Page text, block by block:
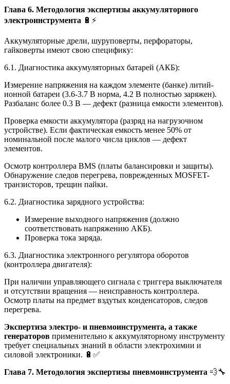
Глава 6. Методология экспертизы аккумуляторного
электроинструмента 🔋⚡
Аккумуляторные дрели, шуруповерты, перфораторы,
гайковерты имеют свою специфику:
6.1. Диагностика аккумуляторных батарей (АКБ):
Измерение напряжения на каждом элементе (банке) литий-
ионной батареи (3.6-3.7 В норма, 4.2 В полностью заряжен).
Разбаланс более 0.3 В — дефект (разница емкости элементов).
Проверка емкости аккумулятора (разряд на нагрузочном
устройстве). Если фактическая емкость менее 50% от
номинальной после малого числа циклов — дефект
элементов.
Осмотр контроллера BMS (платы балансировки и защиты).
Обнаружение следов перегрева, поврежденных MOSFET-
транзисторов, трещин пайки.
6.2. Диагностика зарядного устройства:
Измерение выходного напряжения (должно
соответствовать напряжению АКБ).
Проверка тока заряда.
6.3. Диагностика электронного регулятора оборотов
(контроллера двигателя):
При наличии управляющего сигнала с триггера выключателя
и отсутствии вращения — неисправность контроллера.
Осмотр платы на предмет вздутых конденсаторов, следов
перегрева.
Экспертиза электро- и пневмоинструмента, а также
генераторов применительно к аккумуляторному инструменту
требует специальных знаний в области электрохимии и
силовой электроники. 🔋✅
Глава 7. Методология экспертизы пневмоинструмента 💨🔧